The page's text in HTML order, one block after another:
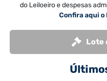
do Leiloeiro e despesas
Confira aqui o
Lote